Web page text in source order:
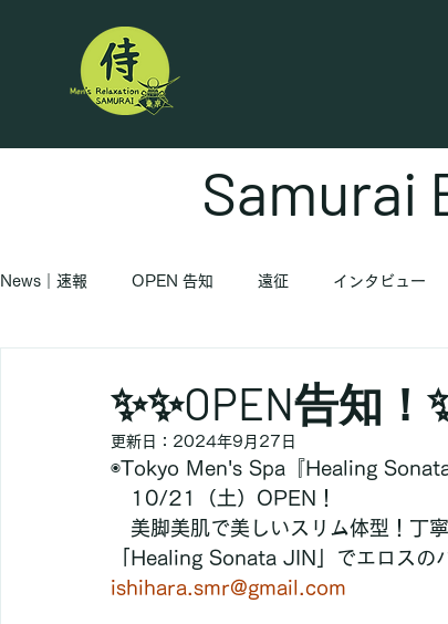
Samurai
News｜速報 OPEN 告知 遠征 インタビュー
✨✨OPEN告知！
更新日： 2024年9月27日
◉Tokyo Men's Spa『Healing
10/21（土）OPEN！
美脚美肌で美しいスリム体型！丁
「Healing Sonata JIN」でエロスの
ishihara.smr@gmail.com